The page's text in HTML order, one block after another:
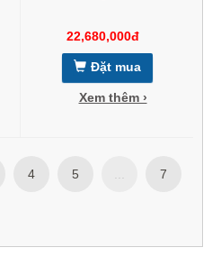
22,680,000đ
Đặt mua
Xem thêm ›
4 5 7